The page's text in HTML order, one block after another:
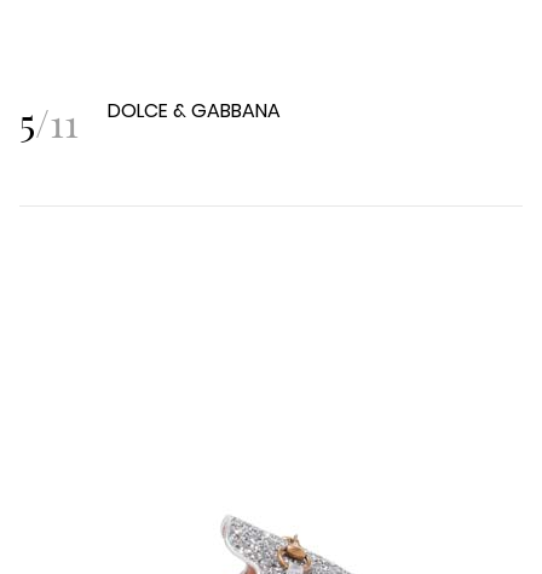
5/11 DOLCE & GABBANA